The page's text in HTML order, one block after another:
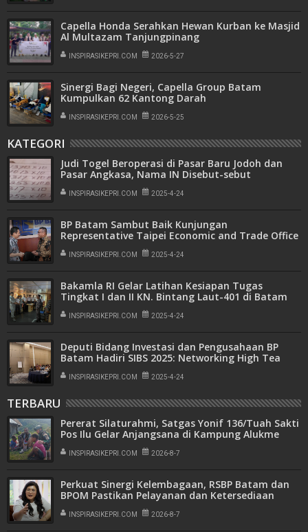
Capella Honda Serahkan Hewan Kurban ke Masjid
Al Multazam Tanjungpinang
INSPIRASIKEPRI.COM 2026-5-27
Sinergi Bagi Negeri, Capella Group Batam
Kumpulkan 62 Kantong Darah
INSPIRASIKEPRI.COM 2026-5-25
KATEGORI
Judi Togel Beroperasi di Pasar Baru Jodoh dan
Pasar Angkasa, Nama IN Disebut-sebut
Pengendali
INSPIRASIKEPRI.COM 2025-4-24
BP Batam Sambut Baik Kunjungan
Representative Taipei Economic and Trade Office
TETO
INSPIRASIKEPRI.COM 2025-4-24
Bakamla RI Gelar Latihan Kesiapan Tugas
Tingkat I dan II KN. Bintang Laut-401 di Batam
INSPIRASIKEPRI.COM 2025-4-24
Deputi Bidang Investasi dan Pengusahaan BP
Batam Hadiri SIBS 2025: Networking High Tea
INSPIRASIKEPRI.COM 2025-4-24
TERBARU
Pererat Silaturahmi, Satgas Yonif 136/Tuah Sakti
Pos Ilu Gelar Anjangsana di Kampung Alukme
INSPIRASIKEPRI.COM 2026-8-7
Perkuat Sinergi Kelembagaan, RSBP Batam dan
BPOM Pastikan Pelayanan dan Ketersediaan
Obat Aman
INSPIRASIKEPRI.COM 2026-8-7